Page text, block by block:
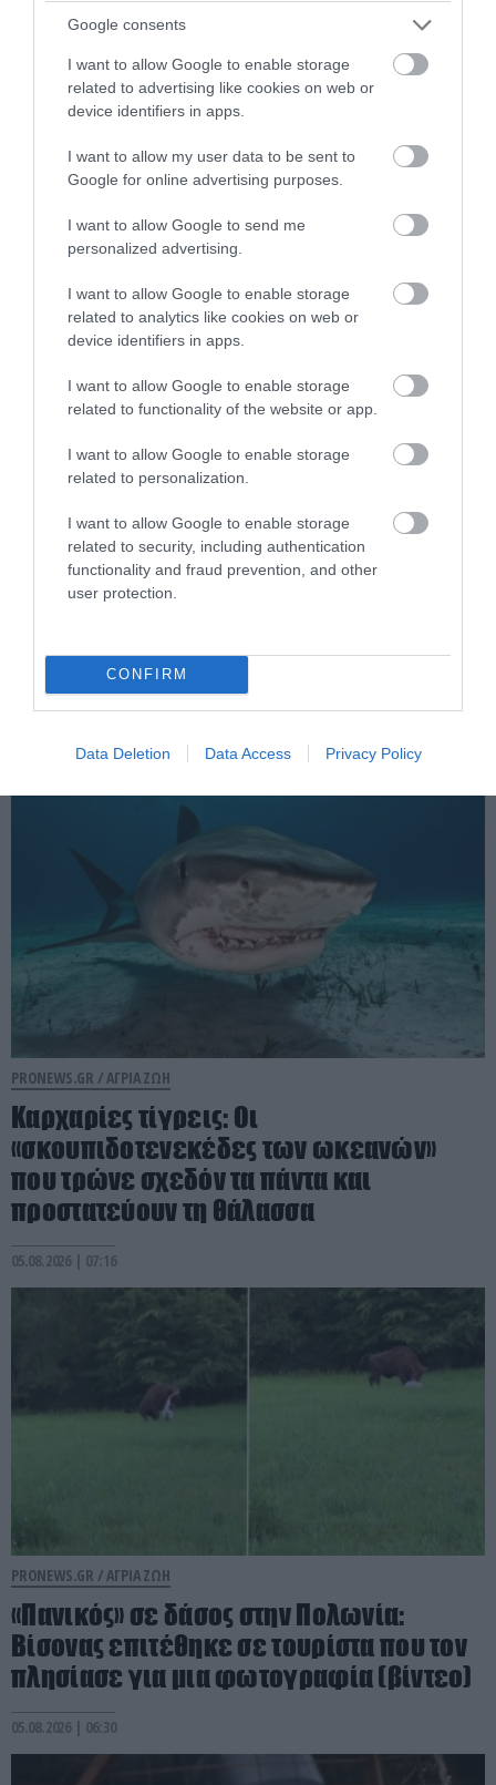
Google consents
I want to allow Google to enable storage
related to advertising like cookies on web or
device identifiers in apps.
I want to allow my user data to be sent to
Google for online advertising purposes.
I want to allow Google to send me
personalized advertising.
I want to allow Google to enable storage
related to analytics like cookies on web or
device identifiers in apps.
I want to allow Google to enable storage
related to functionality of the website or app.
I want to allow Google to enable storage
related to personalization.
I want to allow Google to enable storage
related to security, including authentication
functionality and fraud prevention, and other
user protection.
CONFIRM
Data Deletion Data Access Privacy Policy
Καζακστάν: Σπάνια τίγρης Αμούρ
επέστρεψε στη φύση έπειτα από 70
χρόνια (βίντεο)
06.08.2026 | 10:22
Ρωσία: Τεράστιο σμήνος ακρίδων
«κάλυψε» τον ουρανό στο Νταγκεστάν –
Δείτε εικόνες
06.08.2026 | 07:35
PRONEWS.GR /ΑΓΡΙΑ ΖΩΗ
Καρχαρίες τίγρεις: Οι
«σκουπιδοτενεκέδες των ωκεανών»
που τρώνε σχεδόν τα πάντα και
προστατεύουν τη θάλασσα
05.08.2026 | 07:16
PRONEWS.GR /ΑΓΡΙΑ ΖΩΗ
«Πανικός» σε δάσος στην Πολωνία:
Βίσονας επιτέθηκε σε τουρίστα που τον
πλησίασε για μια φωτογραφία (βίντεο)
05.08.2026 | 06:30